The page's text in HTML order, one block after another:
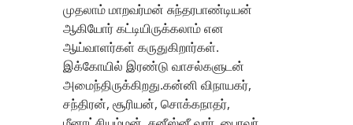
முதலாம் மாறவர்மன் சுந்தரபாண்டியன்
ஆகியோர் கட்டியிருக்கலாம் என
ஆய்வாளர்கள் கருதுகிறார்கள்.
இக்கோயில் இரண்டு வாசல்களுடன்
அமைந்திருக்கிறது.கன்னி விநாயகர்,
சந்திரன், சூரியன், சொக்கநாதர்,